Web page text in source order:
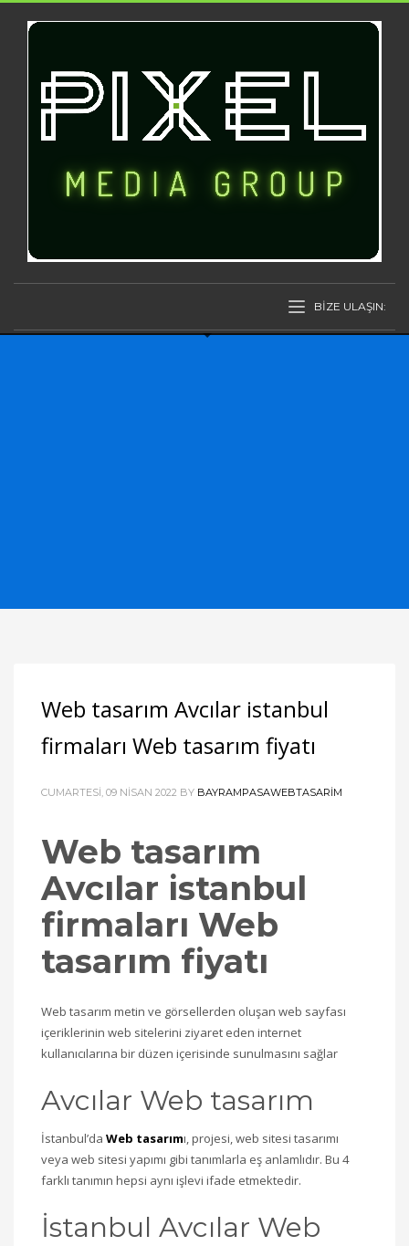
BİZE ULAŞIN:
Web tasarım Avcılar istanbul
firmaları Web tasarım fiyatı
CUMARTESI, 09 NISAN 2022 BY BAYRAMPASAWEBTASARIM
Web tasarım
Avcılar istanbul
firmaları Web
tasarım fiyatı
Web tasarım metin ve görsellerden oluşan web sayfası
içeriklerinin web sitelerini ziyaret eden internet
kullanıcılarına bir düzen içerisinde sunulmasını sağlar
Avcılar Web tasarım
İstanbul’da Web tasarımı, projesi, web sitesi tasarımı
veya web sitesi yapımı gibi tanımlarla eş anlamlıdır. Bu 4
farklı tanımın hepsi aynı işlevi ifade etmektedir.
İstanbul Avcılar Web